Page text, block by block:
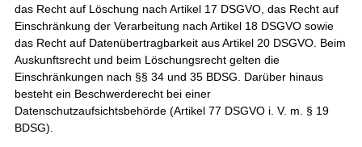
das Recht auf Löschung nach Artikel 17 DSGVO, das Recht auf
Einschränkung der Verarbeitung nach Artikel 18 DSGVO sowie
das Recht auf Datenübertragbarkeit aus Artikel 20 DSGVO. Beim
Auskunftsrecht und beim Löschungsrecht gelten die
Einschränkungen nach §§ 34 und 35 BDSG. Darüber hinaus
besteht ein Beschwerderecht bei einer
Datenschutzaufsichtsbehörde (Artikel 77 DSGVO i. V. m. § 19
BDSG).